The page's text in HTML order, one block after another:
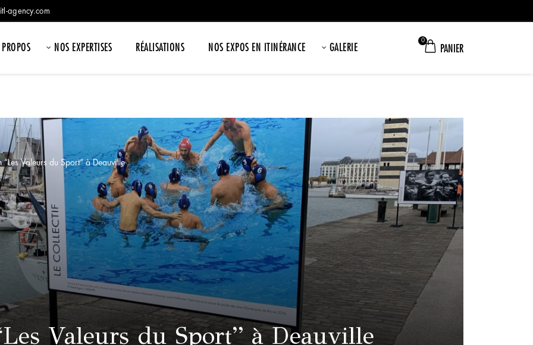
agency.com
NOS EXPERTISES RÉALISATIONS NOS EXPOS EN ITINÉRANCE GALERIE
0
PANIER
“Les Valeurs du Sport” à Deauville
Valeurs du Sport” à Deauville